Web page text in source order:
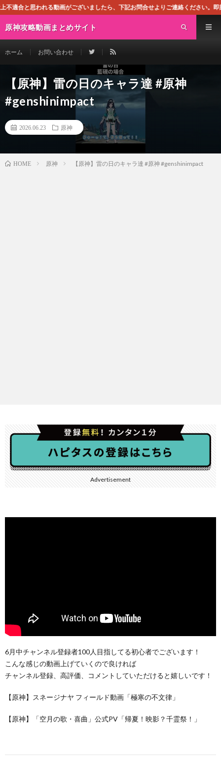
画がございましたら、下記お問合せよりご連絡ください。即刻対処させて頂
原神攻略動画まとめサイト
ホーム お問い合わせ
【原神】雷の日のキャラ達 #原神
#genshinimpact
2026.06.23 原神
HOME 原神 【原神】雷の日のキャラ達 #原神 #genshinimpact
Advertisement
6月中チャンネル登録者100人目指してる初心者でございます！
こんな感じの動画上げていくので良ければ
チャンネル登録、高評価、コメントしていただけると嬉しいです！
【原神】スネージナヤ フィールド動画「極寒の不文律」
【原神】「空月の歌・喜曲」公式PV「帰夏！映影？千霊祭！」